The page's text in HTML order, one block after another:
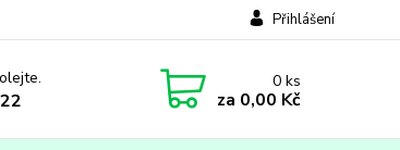
Přihlášení
0ks
za 0,00 Kč